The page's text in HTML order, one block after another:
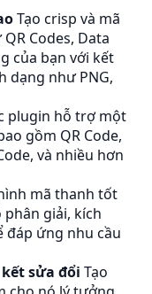
Tạo crisp và mã
Codes, Data
của bạn với kết
dạng như PNG,
plugin hỗ trợ một
gồm QR Code,
và nhiều hơn
mã thanh tốt
giải, kích
đáp ứng nhu cầu
sửa đổi Tạo